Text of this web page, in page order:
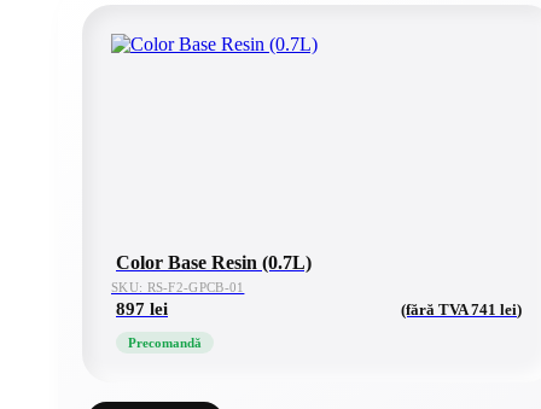
Color Base Resin (0.7L)
SKU: RS-F2-GPCB-01
897 lei (fără TVA741 lei)
Precomandă